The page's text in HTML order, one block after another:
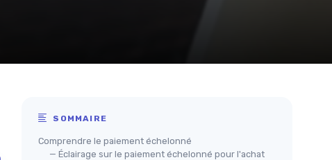
SOMMAIRE
Comprendre le paiement échelonné
— Éclairage sur le paiement échelonné pour l'achat